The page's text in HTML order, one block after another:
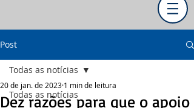
Post
Todas as notícias
Todas as notícias
Dez razões para que o apoio
20 de jan. de 2023 1 min de leitura